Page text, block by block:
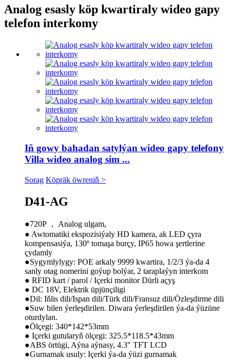
Analog esasly köp kwartiraly wideo gapy
telefon interkomy
Iň gowy bahadan satylýan wideo gapy telefony
Villa wideo analog sim ...
Sorag Köpräk öwreniň >
D41-AG
●720P ， Analog ulgam,
● Awtomatiki ekspozisiýaly HD kamera, ak LED çyra
kompensasiýa, 130º tomaşa burçy, IP65 howa şertlerine
çydamly
●Sygymlylygy: POE arkaly 9999 kwartira, 1/2/3 ýa-da 4
sanly otag nomerini goýup bolýar, 2 taraplaýyn interkom
● RFID kart / parol / Içerki monitor Dürli açyş
● DC 18V, Elektrik üpjünçiligi
●Dil: Iňlis dili/Ispan dili/Türk dili/Fransuz dili/Özleşdirme dili
●Suw bilen ýerleşdirilen. Diwara ýerleşdirilen ýa-da ýüzüne
oturdylan.
●Ölçegi: 340*142*53mm
● Içerki gutularyň ölçegi: 325.5*118.5*43mm
●ABS örtügi, Aýna aýnasy, 4.3″ TFT LCD
●Gurnamak usuly: Içerki ýa-da ýüzi gurnamak